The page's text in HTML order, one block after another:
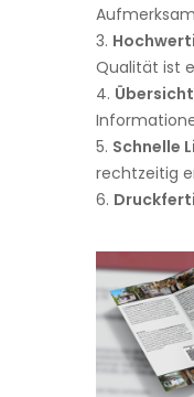
Qualität ist
Schnelle
rechtzeitig